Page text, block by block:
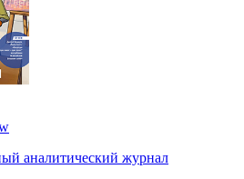
аналитический журнал